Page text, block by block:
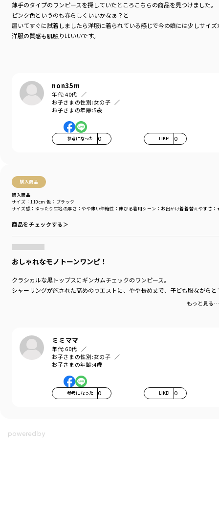
薄手のタイプのワンピースを探していたところこちらの商品を見つけました。
ピンク色というのも春らしくいいかなぁ？と
届いてすぐに試着しましたら洋服に着られている感じで今の娘には少しサイ
洋服の質感も肌触りはいいです。
non35m
年代:40代
お子さまの性別:女の子
お子さまの年齢:5歳
参考になった 0 LIKE! 0
購入商品
購入商品
サイズ感 ：ゆったり 生地の厚さ ：やや薄い伸縮性 ：伸びる着用シーン ：お出かけ着着替えやすさ
サイズ：110cm 色：ブラック
商品をチェックする＞
おしゃれなモノトーンワンピ！
クラシカルな黒トップスにギンガムチェックのワンピース。
シャーリングが施された高めのウエストに、やや長め丈で、子ども服ながら
もっと見る…
ミミママ
年代:60代
お子さまの性別:女の子
お子さまの年齢:4歳
参考になった 0 LIKE! 0